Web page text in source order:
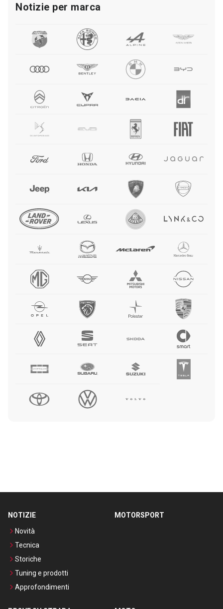
Notizie per marca
NOTIZIE
Novità
Tecnica
Storiche
Tuning e prodotti
Approfondimenti
MOTORSPORT